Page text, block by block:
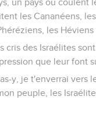
un pays où coulent
les Cananéens,
les Héviens
cris des Israélites
que leur font
y, je t'enverrai vers
peuple, les